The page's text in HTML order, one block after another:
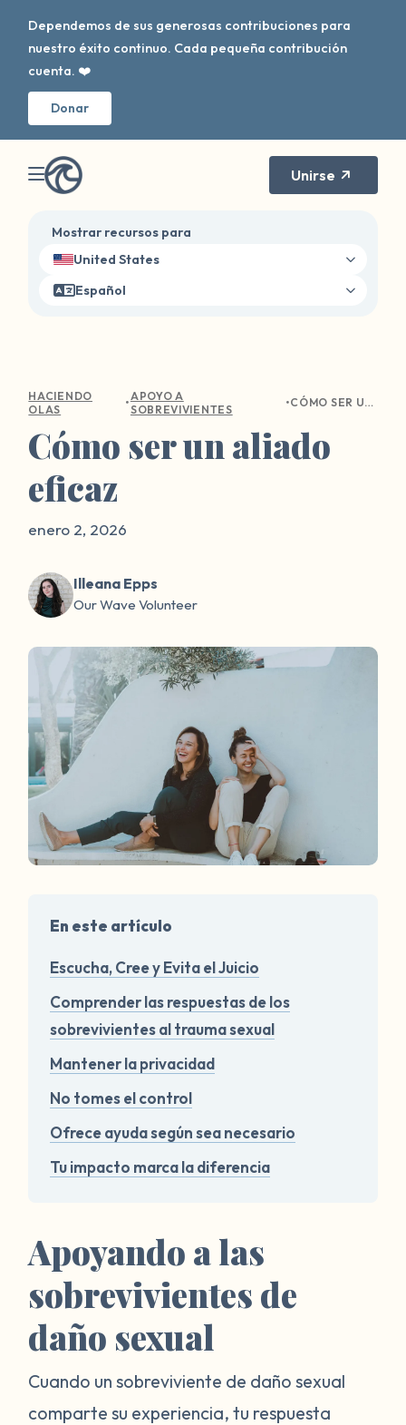
Dependemos de sus generosas contribuciones para
nuestro éxito continuo. Cada pequeña contribución
cuenta. ❤️
Donar
Unirse
Mostrar recursos para
United States
Español
HACIENDO
OLAS
•APOYO A
SOBREVIVIENTES
• CÓMO SER UN ALIADO EFICAZ
Cómo ser un aliado
eficaz
enero 2, 2026
Illeana Epps
Our Wave Volunteer
En este artículo
Escucha, Cree y Evita el Juicio
Comprender las respuestas de los
sobrevivientes al trauma sexual
Mantener la privacidad
No tomes el control
Ofrece ayuda según sea necesario
Tu impacto marca la diferencia
Apoyando a las
sobrevivientes de
daño sexual
Cuando un sobreviviente de daño sexual
comparte su experiencia, tu respuesta